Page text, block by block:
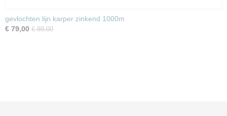
gevlochten lijn karper zinkend 1000m
€ 79,00 € 89,00